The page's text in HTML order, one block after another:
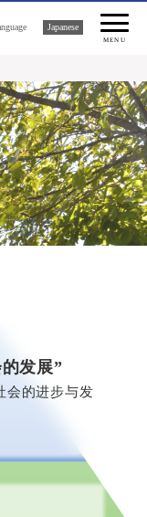
Japanese
MENU
发展”
会的进步与发